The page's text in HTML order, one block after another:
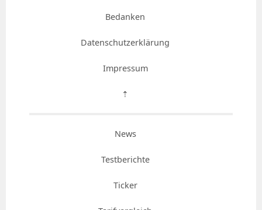
Bedanken
Datenschutzerklärung
Impressum
⇡
News
Testberichte
Ticker